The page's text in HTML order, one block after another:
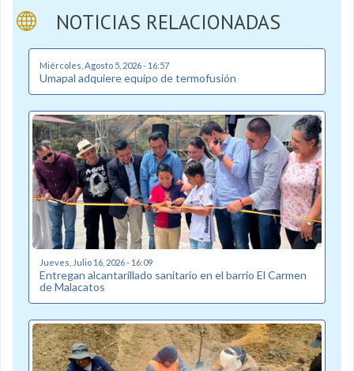
NOTICIAS RELACIONADAS
Miércoles, Agosto 5, 2026 - 16:57
Umapal adquiere equipo de termofusión
Jueves, Julio 16, 2026 - 16:09
Entregan alcantarillado sanitario en el barrio El Carmen
de Malacatos